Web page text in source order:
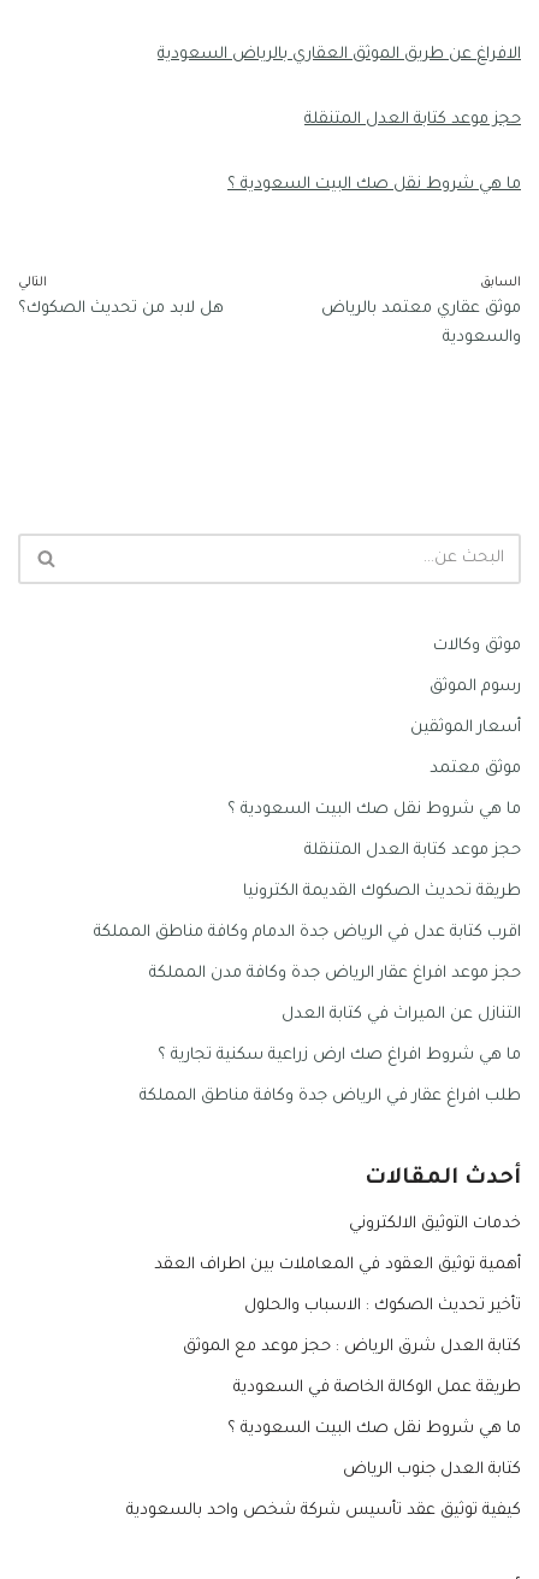
الافراغ عن طريق الموثق العقاري بالرياض السعودية
حجز موعد كتابة العدل المتنقلة
ما هي شروط نقل صك البيت السعودية ؟
السابق
موثق عقاري معتمد بالرياض
والسعودية
التالي
هل لابد من تحديث الصكوك؟
موثق وكالات
رسوم الموثق
أسعار الموثقين
موثق معتمد
ما هي شروط نقل صك البيت السعودية ؟
حجز موعد كتابة العدل المتنقلة
طريقة تحديث الصكوك القديمة الكترونيا
اقرب كتابة عدل في الرياض جدة الدمام وكافة مناطق المملكة
حجز موعد افراغ عقار الرياض جدة وكافة مدن المملكة
التنازل عن الميراث في كتابة العدل
ما هي شروط افراغ صك ارض زراعية سكنية تجارية ؟
طلب افراغ عقار في الرياض جدة وكافة مناطق المملكة
أحدث المقالات
خدمات التوثيق الالكتروني
أهمية توثيق العقود في المعاملات بين اطراف العقد
تأخير تحديث الصكوك : الاسباب والحلول
كتابة العدل شرق الرياض : حجز موعد مع الموثق
طريقة عمل الوكالة الخاصة في السعودية
ما هي شروط نقل صك البيت السعودية ؟
كتابة العدل جنوب الرياض
كيفية توثيق عقد تأسيس شركة شخص واحد بالسعودية